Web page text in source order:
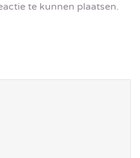
te kunnen plaatsen.